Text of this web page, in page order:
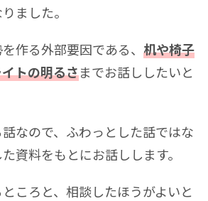
ました。
作る外部要因である、 机や椅子
トの明るさまでお話ししたいと
なので、ふわっとした話ではな
資料をもとにお話しします。
ころと、相談したほうがよいと